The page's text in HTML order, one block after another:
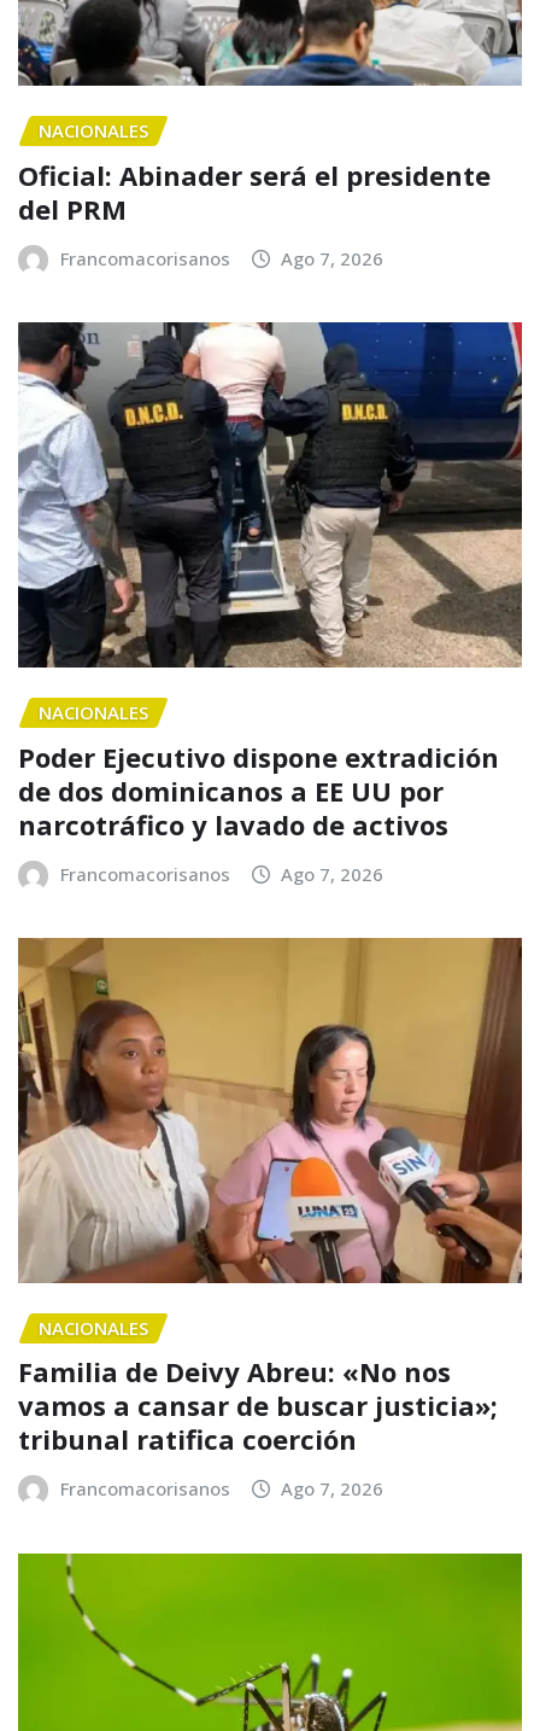
NACIONALES
Oficial: Abinader será el presidente
del PRM
Francomacorisanos Ago 7, 2026
NACIONALES
Poder Ejecutivo dispone extradición
de dos dominicanos a EE UU por
narcotráfico y lavado de activos
Francomacorisanos Ago 7, 2026
NACIONALES
Familia de Deivy Abreu: «No nos
vamos a cansar de buscar justicia»;
tribunal ratifica coerción
Francomacorisanos Ago 7, 2026